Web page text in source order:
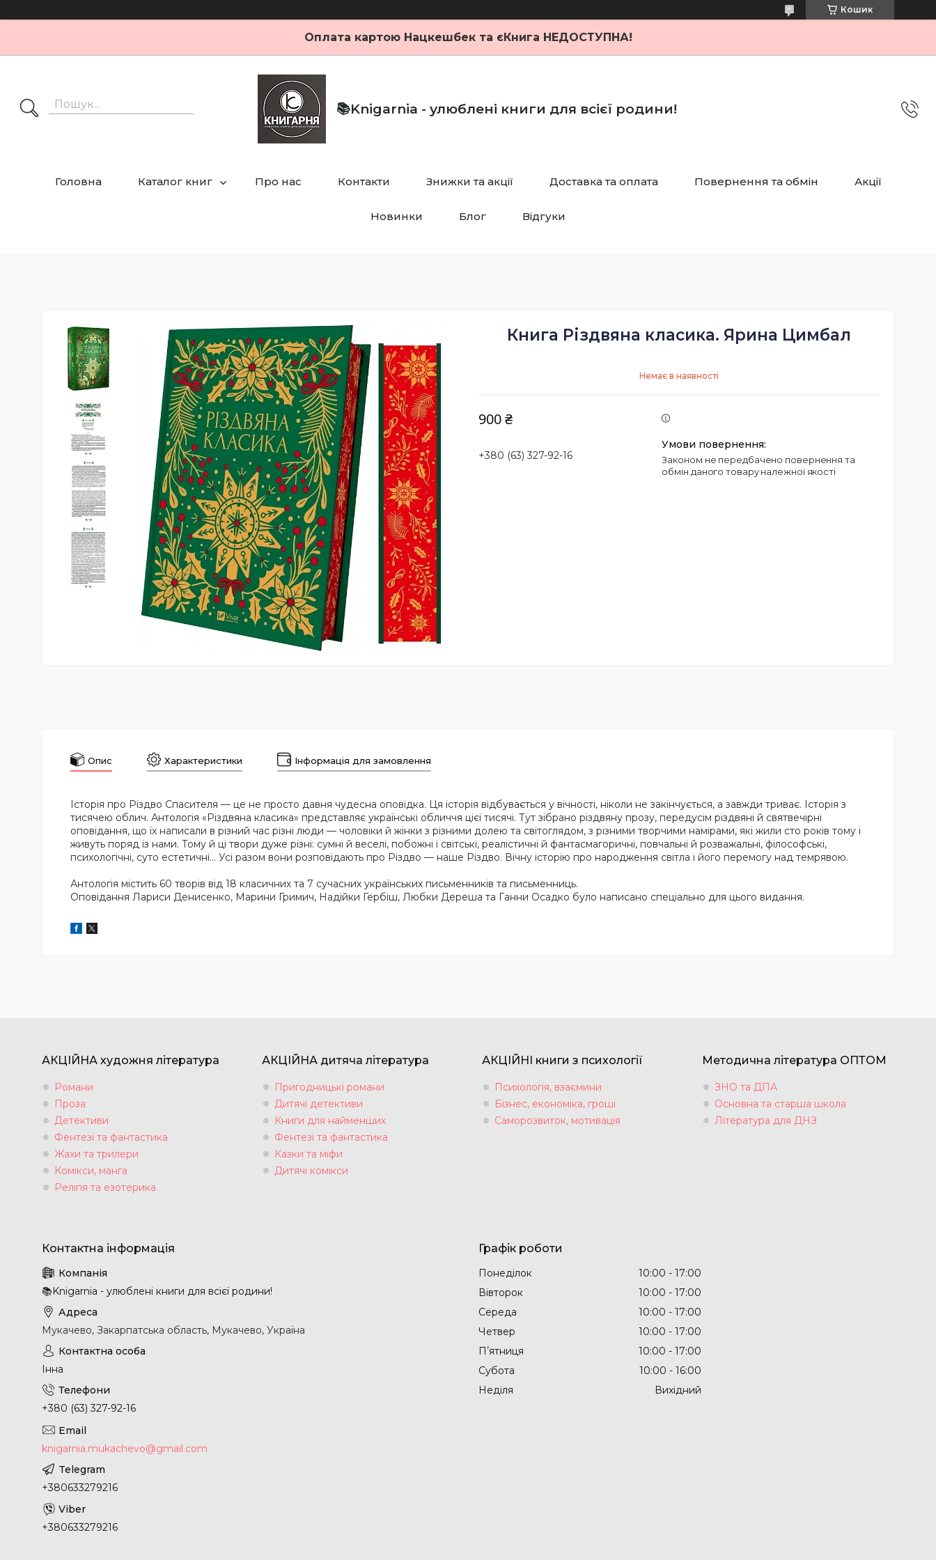
Кошик
Оплата картою Нацкешбек та єКнига НЕДОСТУПНА!
📚Knigarnia - улюблені книги для всієї родини!
Головна Каталог книг Про нас Контакти Знижки та акції Доставка та оплата Повернення та обмін Акції
Новинки Блог Відгуки
Книга Різдвяна класика. Ярина Цимбал
Немає в наявності
900 ₴
+380 (63) 327-92-16
Законом не передбачено повернення та
обмін даного товару належної якості
Опис Характеристики Інформація для замовлення
Історія про Різдво Спасителя — це не просто давня чудесна оповідка. Ця історія відбувається у вічності, ніколи не закінчується, а завжди триває. Історія з
тисячею облич. Антологія «Різдвяна класика» представляє українські обличчя цієї тисячі. Тут зібрано різдвяну прозу, передусім різдвяні й святвечірні
оповідання, що їх написали в різний час різні люди — чоловіки й жінки з різними долею та світоглядом, з різними творчими намірами, які жили сто років тому і
живуть поряд із нами. Тому й ці твори дуже різні: сумні й веселі, побожні і світські, реалістичні й фантасмагоричні, повчальні й розважальні, філософські,
психологічні, суто естетичні… Усі разом вони розповідають про Різдво — наше Різдво. Вічну історію про народження світла і його перемогу над темрявою.
Антологія містить 60 творів від 18 класичних та 7 сучасних українських письменників та письменниць.
Оповідання Лариси Денисенко, Марини Гримич, Надійки Гербіш, Любки Дереша та Ганни Осадко було написано спеціально для цього видання.
АКЦІЙНА художня література
Романи
Проза
Детективи
Фентезі та фантастика
Жахи та трилери
Комікси, манга
Релігія та езотерика
АКЦІЙНА дитяча література
Пригодницькі романи
Дитячі детективи
Книги для найменших
Фентезі та фантастика
Казки та міфи
Дитячі комікси
АКЦІЙНІ книги з психології
Психологія, взаємини
Бізнес, економіка, гроші
Саморозвиток, мотивація
Методична література ОПТОМ
ЗНО та ДПА
Основна та старша школа
Література для ДНЗ
📚Knigarnia - улюблені книги для всієї родини!
Мукачево, Закарпатська область, Мукачево, Україна
Інна
+380 (63) 327-92-16
knigarnia.mukachevo@gmail.com
+380633279216
+380633279216
Графік роботи
Понеділок 10:00
17:00
Вівторок
10:00
17:00
Середа
10:00
17:00
Четвер
10:00
17:00
Пʼятниця
10:00
17:00
Субота
10:00
16:00
Неділя
Вихідний